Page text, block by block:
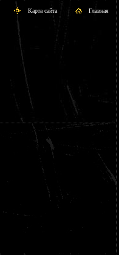
Главная
Карта сайта